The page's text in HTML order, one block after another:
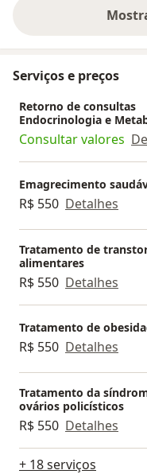
Serviços e preços
Retorno de consultas
Endocrinologia e
Consultar valores
Emagrecimento
R$ 550 Detalhes
Tratamento de
alimentares
R$ 550 Detalhes
Tratamento de
R$ 550 Detalhes
Tratamento da
ovários policísticos
R$ 550 Detalhes
+ 18 serviços